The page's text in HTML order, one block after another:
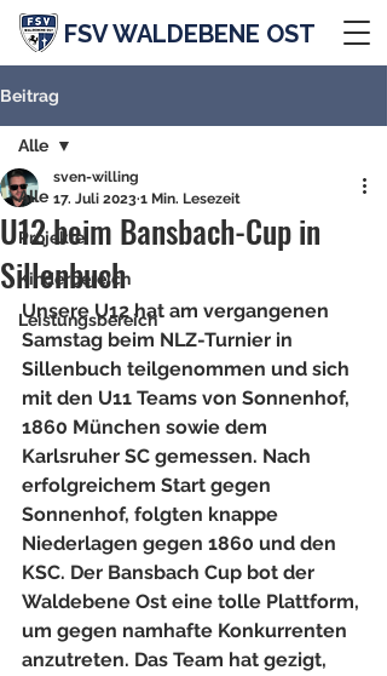
FSV WALDEBENE OST
Beitrag
Alle
Projekte
Kinderbereich
Leistungsbereich
Alle
U12 beim Bansbach-Cup in
Sillenbuch
sven-willing
17. Juli 2023 1 Min. Lesezeit
Unsere U12 hat am vergangenen
Samstag beim NLZ-Turnier in
Sillenbuch teilgenommen und sich
mit den U11 Teams von Sonnenhof,
1860 München sowie dem
Karlsruher SC gemessen. Nach
erfolgreichem Start gegen
Sonnenhof, folgten knappe
Niederlagen gegen 1860 und den
KSC. Der Bansbach Cup bot der
Waldebene Ost eine tolle Plattform,
um gegen namhafte Konkurrenten
anzutreten. Das Team hat gezigt,